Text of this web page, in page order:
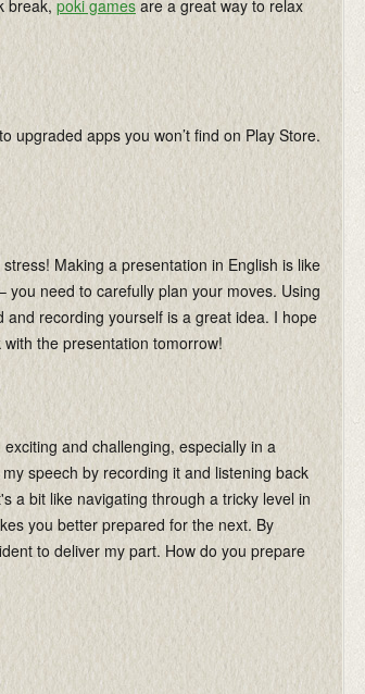
break, poki games are a great way to relax
upgraded apps you won’t find on Play Store.
Making a presentation in English is like
you need to carefully plan your moves. Using
recording yourself is a great idea. I hope
the presentation tomorrow!
and challenging, especially in a
speech by recording it and listening back
a bit like navigating through a tricky level in
you better prepared for the next. By
to deliver my part. How do you prepare